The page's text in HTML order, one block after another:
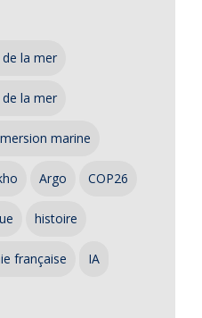
la mer
la mer
marine
Argo COP26
histoire
française IA